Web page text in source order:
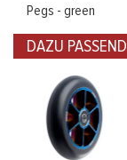
Pegs - green
DAZU PASSEND